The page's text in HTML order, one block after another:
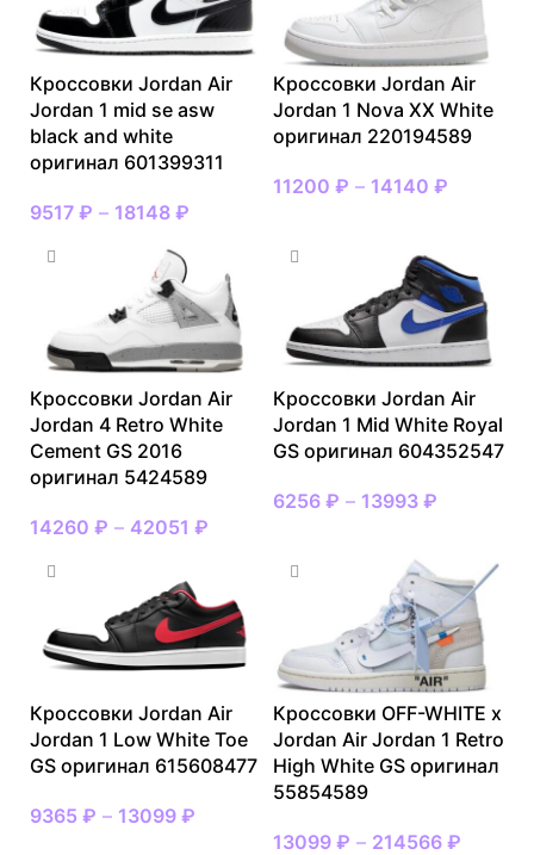
Кроссовки Jordan Air
Jordan 1 mid se asw
black and white
оригинал 601399311
9517 ₽ – 18148 ₽
Кроссовки Jordan Air
Jordan 1 Nova XX White
оригинал 220194589
11200 ₽ – 14140 ₽
Кроссовки Jordan Air
Jordan 4 Retro White
Cement GS 2016
оригинал 5424589
14260 ₽ – 42051 ₽
Кроссовки Jordan Air
Jordan 1 Mid White Royal
GS оригинал 604352547
6256 ₽ – 13993 ₽
Кроссовки Jordan Air
Jordan 1 Low White Toe
GS оригинал 615608477
9365 ₽ – 13099 ₽
Кроссовки OFF-WHITE x
Jordan Air Jordan 1 Retro
High White GS оригинал
55854589
13099 ₽ – 214566 ₽